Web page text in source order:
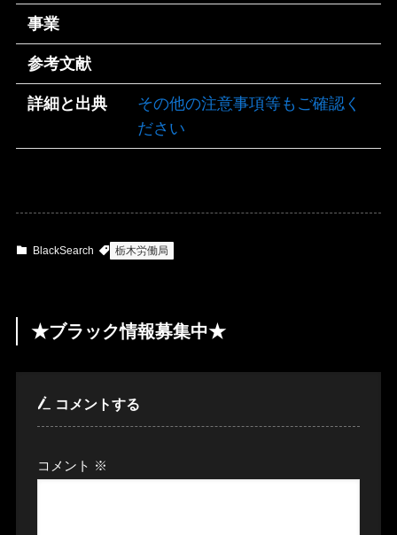
事業
参考文献
詳細と出典
その他の注意事項等もご確認く
ださい
BlackSearch 栃木労働局
★ブラック情報募集中★
コメントする
コメント ※